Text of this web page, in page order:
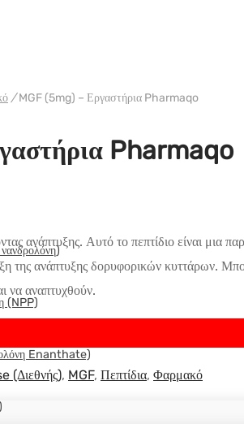
(NPP)
Enanthate)
/MGF (5mg) – Εργαστήρια Pharmaqo
Pharmaqo
ανάπτυξης. Αυτό το πεπτίδιο είναι μια
της ανάπτυξης δορυφορικών κυττάρων.
να αναπτυχθούν.
(Διεθνής), MGF, Πεπτίδια, Φαρμακό